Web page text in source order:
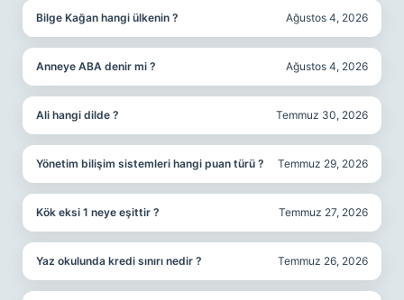
Bilge Kağan hangi ülkenin ? Ağustos 4, 2026
Anneye ABA denir mi ? Ağustos 4, 2026
Ali hangi dilde ? Temmuz 30, 2026
Yönetim bilişim sistemleri hangi puan türü ? Temmuz 29, 2026
Kök eksi 1 neye eşittir ? Temmuz 27, 2026
Yaz okulunda kredi sınırı nedir ? Temmuz 26, 2026